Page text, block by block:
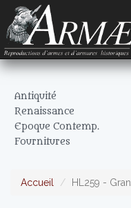
Antiquité
Renaissance
Epoque Contemp.
Fournitures
Accueil HL259 -